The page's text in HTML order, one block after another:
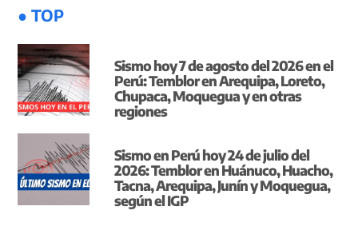
● TOP
Sismo hoy 7 de agosto del 2026 en el
Perú: Temblor en Arequipa, Loreto,
Chupaca, Moquegua y en otras
regiones
Sismo en Perú hoy 24 de julio del
2026: Temblor en Huánuco, Huacho,
Tacna, Arequipa, Junín y Moquegua,
según el IGP